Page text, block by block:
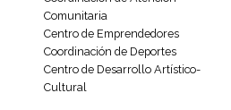
Comunitaria
Centro de Emprendedores
Coordinación de Deportes
Centro de Desarrollo Artístico-
Cultural